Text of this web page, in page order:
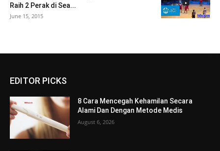
Raih 2 Perak di Sea...
June 15, 2015
EDITOR PICKS
8 Cara Mencegah Kehamilan Secara
Alami Dan Dengan Metode Medis
August 6, 2026